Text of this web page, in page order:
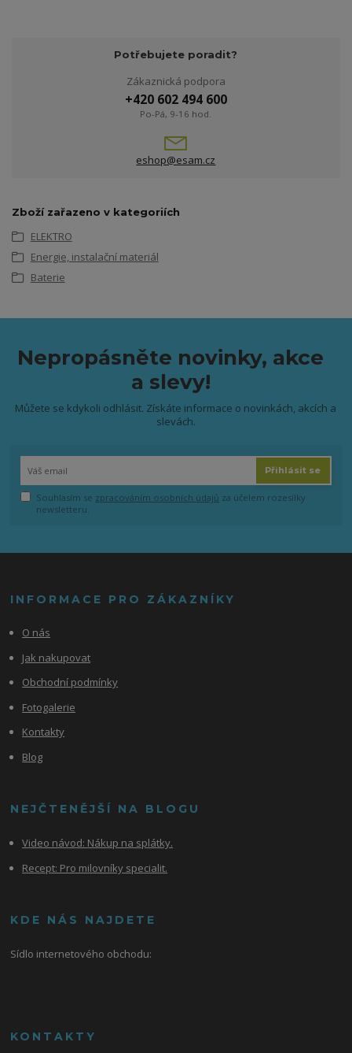
Potřebujete poradit?
Zákaznická podpora
+420 602 494 600
Po-Pá, 9-16 hod.
eshop@esam.cz
Zboží zařazeno v kategoriích
ELEKTRO
Energie, instalační materiál
Baterie
Nepropásněte novinky, akce
a slevy!
Můžete se kdykoli odhlásit. Získáte informace o novinkách, akcích a
slevách.
Přihlásit se
Souhlasím se zpracováním osobních údajů za účelem rozesílky
newsletteru.
INFORMACE PRO ZÁKAZNÍKY
O nás
Jak nakupovat
Obchodní podmínky
Fotogalerie
Kontakty
Blog
NEJČTENĚJŠÍ NA BLOGU
Video návod: Nákup na splátky.
Recept: Pro milovníky specialit.
KDE NÁS NAJDETE
Sídlo internetového obchodu:
KONTAKTY